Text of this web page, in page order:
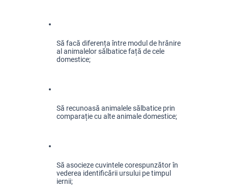
Să facă diferența între modul de hrănire
al animalelor sălbatice față de cele
domestice;
Să recunoasă animalele sălbatice prin
comparație cu alte animale domestice;
Să asocieze cuvintele corespunzător în
vederea identificării ursului pe timpul
iernii;